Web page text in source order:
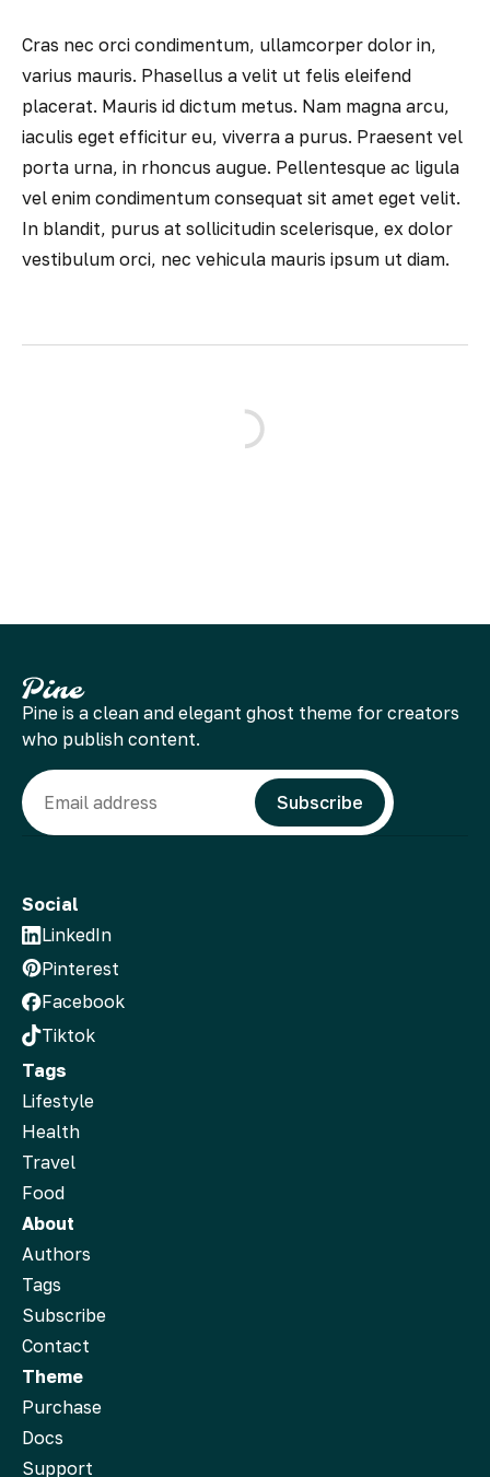
Cras nec orci condimentum, ullamcorper dolor in,
varius mauris. Phasellus a velit ut felis eleifend
placerat. Mauris id dictum metus. Nam magna arcu,
iaculis eget efficitur eu, viverra a purus. Praesent vel
porta urna, in rhoncus augue. Pellentesque ac ligula
vel enim condimentum consequat sit amet eget velit.
In blandit, purus at sollicitudin scelerisque, ex dolor
vestibulum orci, nec vehicula mauris ipsum ut diam.
Pine is a clean and elegant ghost theme for creators
who publish content.
Email Subscribe
Social
LinkedIn
Pinterest
Facebook
Tiktok
Tags
Lifestyle
Health
Travel
Food
About
Authors
Tags
Subscribe
Contact
Theme
Purchase
Docs
Support